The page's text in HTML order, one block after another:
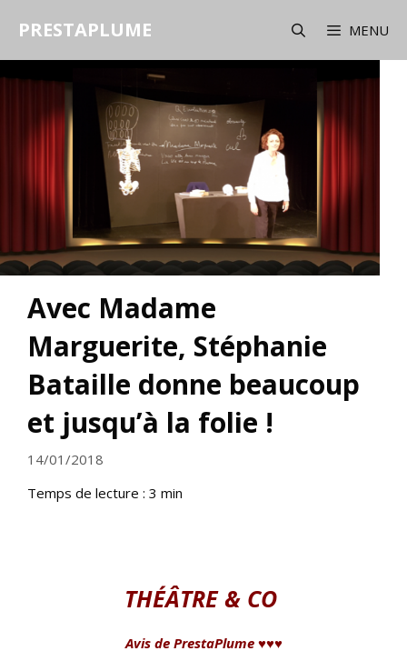
PRESTAPLUME MENU
Avec Madame
Marguerite, Stéphanie
Bataille donne beaucoup
et jusqu’à la folie !
14/01/2018
Temps de lecture : 3 min
THÉÂTRE & CO
Avis de PrestaPlume ♥♥♥